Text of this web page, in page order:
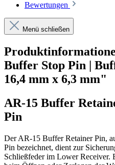
Bewertungen
Menü schließen
Buffer Stop Pin |
16,4 mm x 6,3 mm"
AR-15 Buffer
Pin
Der AR-15 Buffer Retainer Pin,
Pin bezeichnet, dient zur
Schließfeder im Lower Receiver.